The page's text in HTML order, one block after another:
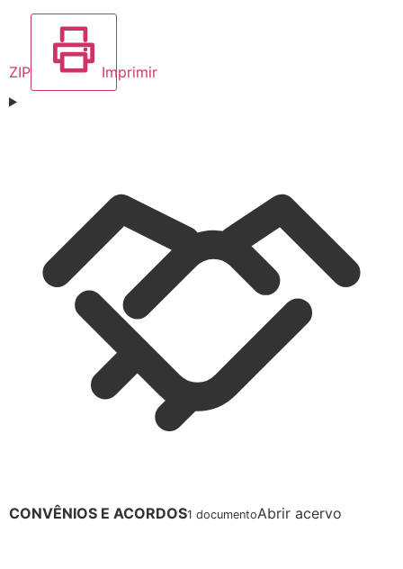
ZIP Imprimir
CONVÊNIOS E ACORDOS1 documentoAbrir acervo